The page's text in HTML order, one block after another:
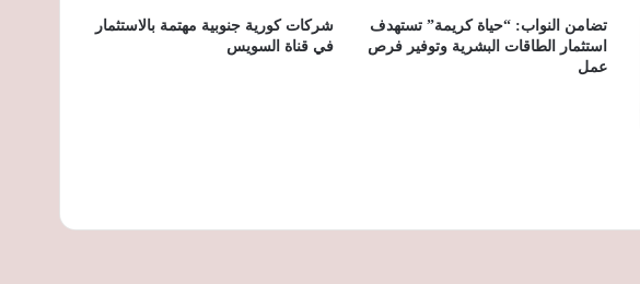
الشباب لسوق العمل
تضامن النواب: “حياة كريمة” تستهدف
استثمار الطاقات البشرية وتوفير فرص
عمل
شركات كورية جنوبية مهتمة بالاستثمار
في قناة السويس